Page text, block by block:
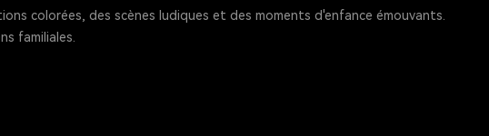
colorées, des scènes ludiques et des moments d'enfance émouvants.
familiales.